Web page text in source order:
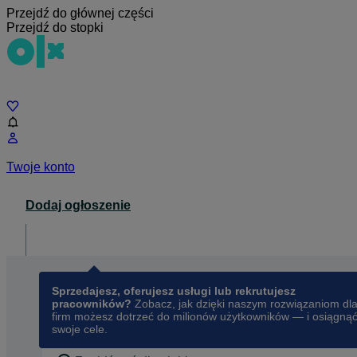
Przejdź do głównej części
Przejdź do stopki
Twoje konto
Dodaj ogłoszenie
Sprzedajesz, oferujesz usługi lub rekrutujesz
pracowników? Zobacz, jak dzięki naszym rozwiązaniom dla
firm możesz dotrzeć do milionów użytkowników — i osiągnąć
swoje cele.